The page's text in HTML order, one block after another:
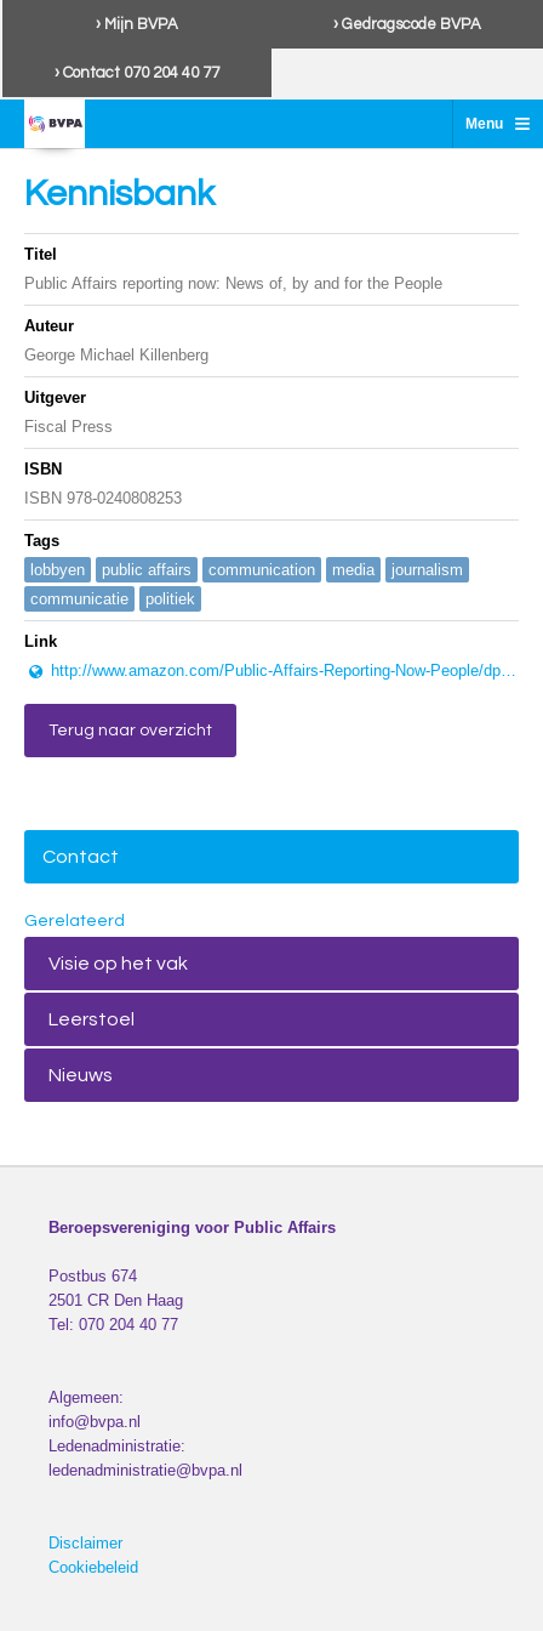
› Mijn BVPA › Gedragscode BVPA
› Contact 070 204 40 77
Menu ≡
Kennisbank
Titel
Public Affairs reporting now: News of, by and for the People
Auteur
George Michael Killenberg
Uitgever
Fiscal Press
ISBN
ISBN 978-0240808253
Tags
lobbyen
public affairs communication media
journalism
communicatie
politiek
Link
http://www.amazon.com/Public-Affairs-Reporting-Now-People/dp/0240808258
Terug naar overzicht
Contact
Gerelateerd
Visie op het vak
Leerstoel
Nieuws
Beroepsvereniging voor Public Affairs
Postbus 674
2501 CR Den Haag
Tel: 070 204 40 77
Algemeen:
info@bvpa.nl
Ledenadministratie:
ledenadministratie@bvpa.nl
Disclaimer
Cookiebeleid